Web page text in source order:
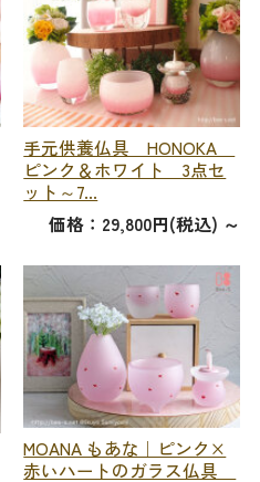
手元供養仏具 HONOKA
ピンク＆ホワイト 3点セ
ット～7...
価格：29,800円(税込) ～
MOANA もあな｜ピンク×
赤いハートのガラス仏具